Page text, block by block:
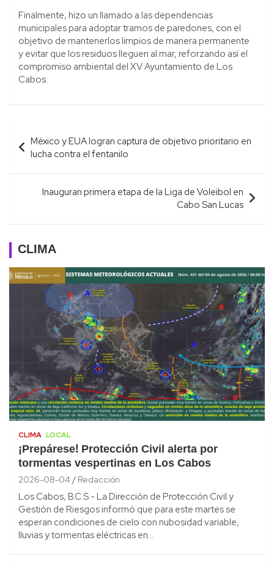
Finalmente, hizo un llamado a las dependencias
municipales para adoptar tramos de paredones, con el
objetivo de mantenerlos limpios de manera permanente
y evitar que los residuos lleguen al mar, reforzando así el
compromiso ambiental del XV Ayuntamiento de Los
Cabos.
Navegación
de
entradas
México y EUA logran captura de objetivo prioritario en
lucha contra el fentanilo
Inauguran primera etapa de la Liga de Voleibol en
Cabo San Lucas
CLIMA
CLIMA LOCAL
¡Prepárese! Protección Civil alerta por
tormentas vespertinas en Los Cabos
2026-08-04 Redacción
Los Cabos, B.C.S.- La Dirección de Protección Civil y
Gestión de Riesgos informó que para este martes se
esperan condiciones de cielo con nubosidad variable,
lluvias y tormentas eléctricas en…